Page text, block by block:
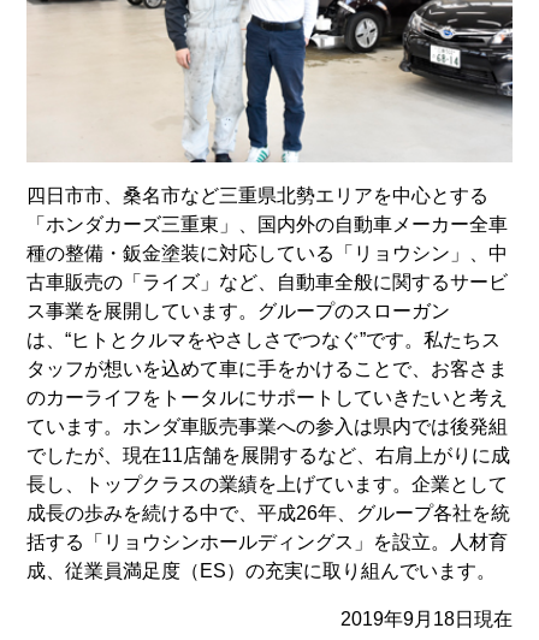
四日市市、桑名市など三重県北勢エリアを中心とする
「ホンダカーズ三重東」、国内外の自動車メーカー全車
種の整備・鈑金塗装に対応している「リョウシン」、中
古車販売の「ライズ」など、自動車全般に関するサービ
ス事業を展開しています。グループのスローガン
は、“ヒトとクルマをやさしさでつなぐ”です。私たちス
タッフが想いを込めて車に手をかけることで、お客さま
のカーライフをトータルにサポートしていきたいと考え
ています。ホンダ車販売事業への参入は県内では後発組
でしたが、現在11店舗を展開するなど、右肩上がりに成
長し、トップクラスの業績を上げています。企業として
成長の歩みを続ける中で、平成26年、グループ各社を統
括する「リョウシンホールディングス」を設立。人材育
成、従業員満足度（ES）の充実に取り組んでいます。
2019年9月18日現在